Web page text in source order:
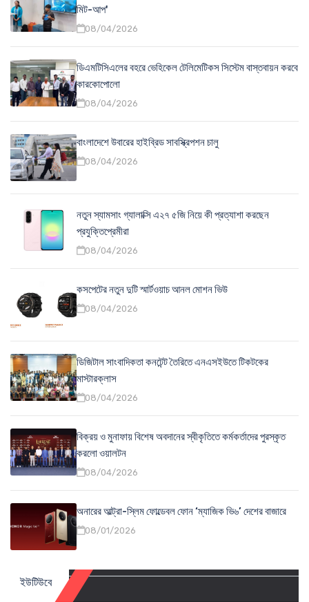
মিট-আপ'
08/04/2026
ডিএমটিসিএলের বহরে ভেহিকেল টেলিমেটিকস সিস্টেম বাস্তবায়ন করবে
কারকোপোলো
08/04/2026
বাংলাদেশে উবারের হাইব্রিড সাবস্ক্রিপশন চালু
08/04/2026
নতুন স্যামসাং গ্যালাক্সি এ২৭ ৫জি নিয়ে কী প্রত্যাশা করছেন
প্রযুক্তিপ্রেমীরা
08/04/2026
কসপেটের নতুন দুটি স্মার্টওয়াচ আনল মোশন ভিউ
08/04/2026
ডিজিটাল সাংবাদিকতা কনটেন্ট তৈরিতে এনএসইউতে টিকটকের
মাস্টারক্লাস
08/04/2026
বিক্রয় ও মুনাফায় বিশেষ অবদানের স্বীকৃতিতে কর্মকর্তাদের পুরস্কৃত
করলো ওয়ালটন
08/04/2026
অনারের আল্ট্রা-স্লিম ফোল্ডেবল ফোন ‘ম্যাজিক ভি৬’ দেশের বাজারে
08/01/2026
ইউটিউবে